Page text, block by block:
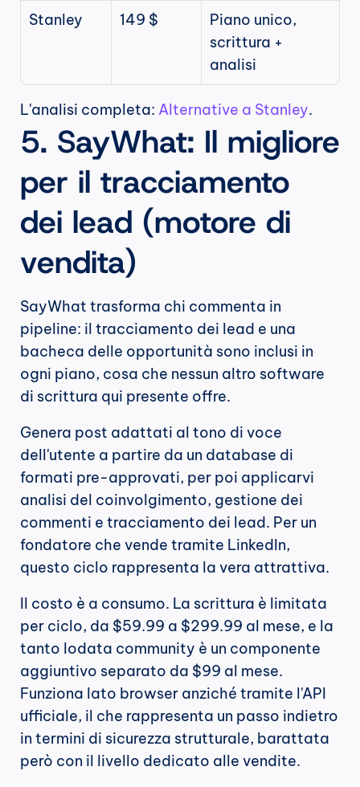
Stanley 149 $
Piano unico,
scrittura +
analisi
L'analisi completa: Alternative a Stanley.
5. SayWhat: Il migliore
per il tracciamento
dei lead (motore di
vendita)
SayWhat trasforma chi commenta in
pipeline: il tracciamento dei lead e una
bacheca delle opportunità sono inclusi in
ogni piano, cosa che nessun altro software
di scrittura qui presente offre.
Genera post adattati al tono di voce
dell'utente a partire da un database di
formati pre-approvati, per poi applicarvi
analisi del coinvolgimento, gestione dei
commenti e tracciamento dei lead. Per un
fondatore che vende tramite LinkedIn,
questo ciclo rappresenta la vera attrattiva.
Il costo è a consumo. La scrittura è limitata
per ciclo, da $59.99 a $299.99 al mese, e la
tanto lodata community è un componente
aggiuntivo separato da $99 al mese.
Funziona lato browser anziché tramite l'API
ufficiale, il che rappresenta un passo indietro
in termini di sicurezza strutturale, barattata
però con il livello dedicato alle vendite.